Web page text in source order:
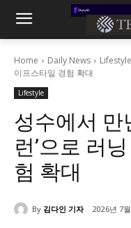
Home Daily News Lifestyle
이프스타일 경험 확대
Lifestyle
성수에서 만
런’으로 러
험 확대
By 김다인 기자 2026년 7